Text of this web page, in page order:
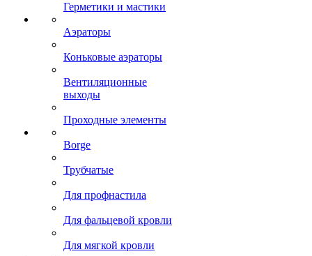
Герметики и мастики
Аэраторы
Коньковые аэраторы
Вентиляционные
выходы
Проходные элементы
Borge
Трубчатые
Для профнастила
Для фальцевой кровли
Для мягкой кровли